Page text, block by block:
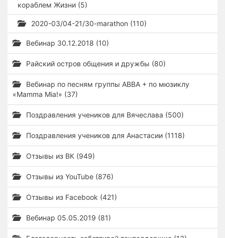
кораблем Жизни (5)
2020-03/04-21/30-marathon (110)
Вебинар 30.12.2018 (10)
Райский остров общения и дружбы (80)
Вебинар по песням группы ABBA + по мюзиклу
«Mamma Mia!» (37)
Поздравления учеников для Вячеслава (500)
Поздравления учеников для Анастасии (1118)
Отзывы из ВК (949)
Отзывы из YouTube (876)
Отзывы из Facebook (421)
Вебинар 05.05.2019 (81)